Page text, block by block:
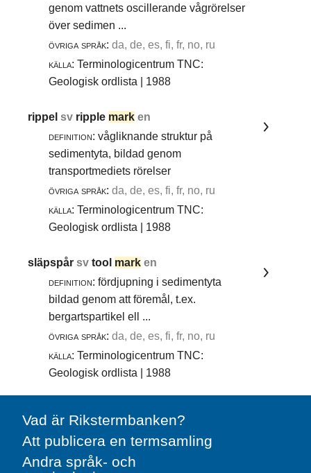
genom vattnets oscillerande vågrörelser
över sedimen ...
övriga språk: da, de, es, fi, fr, no, ru
källa: Terminologicentrum TNC:
Geologisk ordlista | 1988
rippelsv ripple mark en
definition: vågliknande struktur på
sedimentyta, bildad genom
transportmediets rörelser
övriga språk: da, de, es, fi, fr, no, ru
källa: Terminologicentrum TNC:
Geologisk ordlista | 1988
släpspårsvtool mark en
definition: fördjupning i sedimentyta
bildad genom att föremål, t.ex.
bergartspartikel ell ...
övriga språk: da, de, es, fi, fr, no, ru
källa: Terminologicentrum TNC:
Geologisk ordlista | 1988
Vad är Rikstermbanken?
Att publicera en termsamling
Andra språk- och